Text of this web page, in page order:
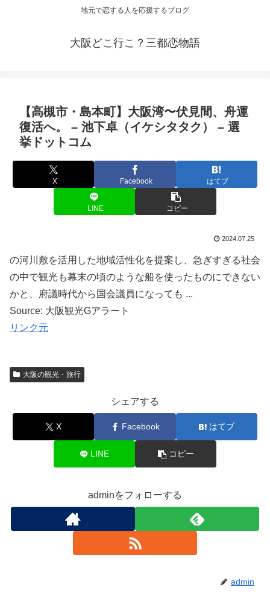
地元で恋する人を応援するブログ
大阪どこ行こ？三都恋物語
【高槻市・島本町】 大阪湾〜伏見間、舟運
復活へ。 – 池下卓（イケシタタク） – 選
挙ドットコム
X Facebook はてブ
LINE コピー
2024.07.25
の河川敷を活用した地域活性化を提案し、急ぎすぎる社会
の中で観光も幕末の頃のような船を使ったものにできない
かと、府議時代から国会議員になっても ...
Source: 大阪観光Gアラート
リンク元
大阪の観光・旅行
シェアする
X Facebook はてブ
LINE コピー
adminをフォローする
admin